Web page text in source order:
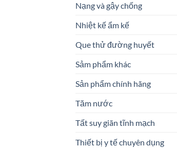
Nạng và gậy chống
Nhiệt kế ẩm kế
Que thử đường huyết
Sảm phẩm khác
Sản phẩm chính hãng
Tăm nước
Tất suy giãn tĩnh mạch
Thiết bị y tế chuyên dụng